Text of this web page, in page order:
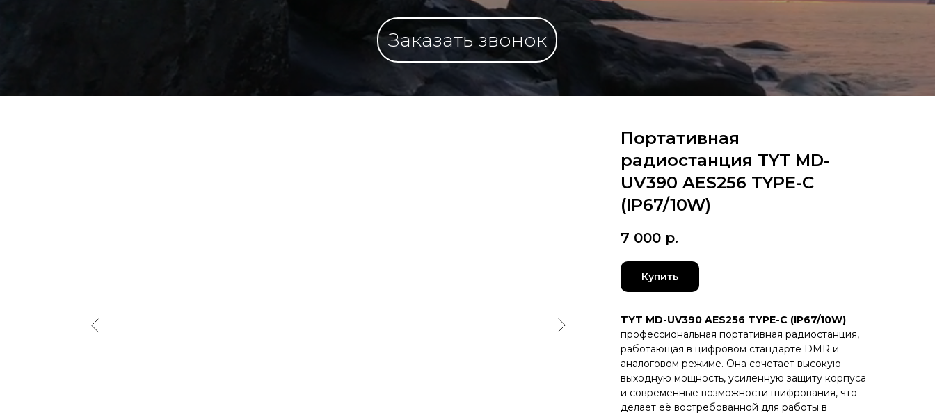
Заказать звонок
Портативная
радиостанция TYT MD-
UV390 AES256 TYPE-C
(IP67/10W)
7 000 р.
Купить
TYT MD-UV390 AES256 TYPE-C (IP67/10W) —
профессиональная портативная радиостанция,
работающая в цифровом стандарте DMR и
аналоговом режиме. Она сочетает высокую
выходную мощность, усиленную защиту корпуса
и современные возможности шифрования, что
делает её востребованной для работы в